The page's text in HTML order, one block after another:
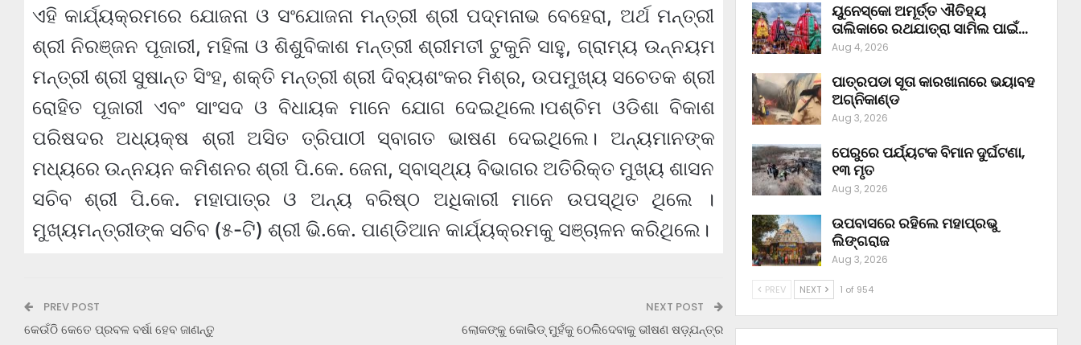
ଏହି କାର୍ଯ୍ୟକ୍ରମରେ ଯୋଜନା ଓ ସଂଯୋଜନା ମନ୍ତ୍ରୀ ଶ୍ରୀ ପଦ୍ମନାଭ ବେହେରା, ଅର୍ଥ ମନ୍ତ୍ରୀ
ଶ୍ରୀ ନିରଞ୍ଜନ ପୂଜାରୀ, ମହିଳା ଓ ଶିଶୁବିକାଶ ମନ୍ତ୍ରୀ ଶ୍ରୀମତୀ ଟୁକୁନି ସାହୁ, ଗ୍ରାମ୍ୟ ଉନ୍ନୟମ
ମନ୍ତ୍ରୀ ଶ୍ରୀ ସୁଷାନ୍ତ ସିଂହ, ଶକ୍ତି ମନ୍ତ୍ରୀ ଶ୍ରୀ ଦିବ୍ୟଶଂକର ମିଶ୍ର, ଉପମୁଖ୍ୟ ସଚେତକ ଶ୍ରୀ
ରୋହିତ ପୂଜାରୀ ଏବଂ ସାଂସଦ ଓ ବିଧାୟକ ମାନେ ଯୋଗ ଦେଇଥିଲେ।ପଶ୍ଚିମ ଓଡିଶା ବିକାଶ
ପରିଷଦର ଅଧ୍ୟକ୍ଷ ଶ୍ରୀ ଅସିତ ତ୍ରିପାଠୀ ସ୍ବାଗତ ଭାଷଣ ଦେଇଥିଲେ। ଅନ୍ୟମାନଙ୍କ
ମଧ୍ୟରେ ଉନ୍ନୟନ କମିଶନର ଶ୍ରୀ ପି.କେ. ଜେନା, ସ୍ବାସ୍ଥ୍ୟ ବିଭାଗର ଅତିରିକ୍ତ ମୁଖ୍ୟ ଶାସନ
ସଚିବ ଶ୍ରୀ ପି.କେ. ମହାପାତ୍ର ଓ ଅନ୍ୟ ବରିଷ୍ଠ ଅଧିକାରୀ ମାନେ ଉପସ୍ଥିତ ଥିଲେ ।
ମୁଖ୍ୟମନ୍ତ୍ରୀଙ୍କ ସଚିବ (୫-ଟି) ଶ୍ରୀ ଭି.କେ. ପାଣ୍ଡିଆନ କାର୍ଯ୍ୟକ୍ରମକୁ ସଞ୍ଚାଳନ କରିଥିଲେ।
PREV POST
କେଉଁଠି କେତେ ପ୍ରବଳ ବର୍ଷା ହେବ ଜାଣନ୍ତୁ
NEXT POST
ଲୋକଙ୍କୁ କୋଭିଡ୍ ମୁହଁକୁ ଠେଲିଦେବାକୁ ଭୀଷଣ ଷଡ଼୍‌ଯନ୍ତ୍ର
ୟୁନେସ୍କୋ ଅମୂର୍ତ୍ତ ଐତିହ୍ୟ
ତାଲିକାରେ ରଥଯାତ୍ରା ସାମିଲ ପାଇଁ…
Aug 4, 2026
ପାତ୍ରପଡା ସୂତା କାରଖାନାରେ ଭୟାବହ
ଅଗ୍ନିକାଣ୍ଡ
Aug 3, 2026
ପେରୁରେ ପର୍ଯ୍ୟଟକ ବିମାନ ଦୁର୍ଘଟଣା,
୧୩ ମୃତ
Aug 3, 2026
ଉପବାସରେ ରହିଲେ ମହାପ୍ରଭୁ
ଲିଙ୍ଗରାଜ
Aug 3, 2026
PREV NEXT 1 of 954